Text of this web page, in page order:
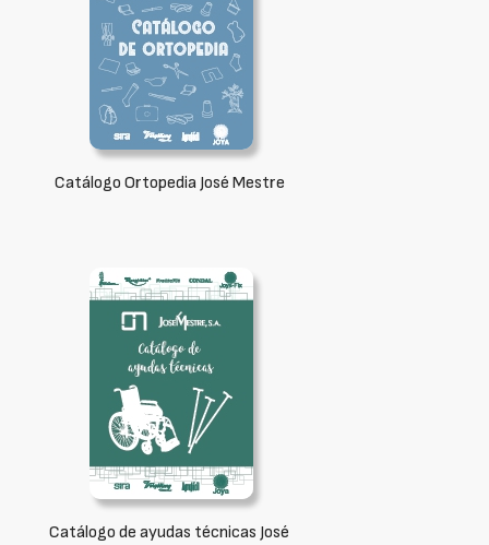
Catálogo Ortopedia José Mestre
Catálogo de ayudas técnicas José